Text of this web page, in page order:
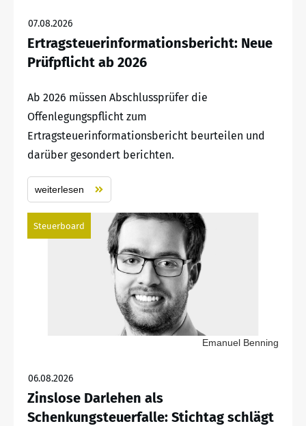
07.08.2026
Ertragsteuerinformationsbericht: Neue
Prüfpflicht ab 2026
Ab 2026 müssen Abschlussprüfer die
Offenlegungspflicht zum
Ertragsteuerinformationsbericht beurteilen und
darüber gesondert berichten.
weiterlesen
Steuerboard
Emanuel Benning
06.08.2026
Zinslose Darlehen als
Schenkungsteuerfalle: Stichtag schlägt